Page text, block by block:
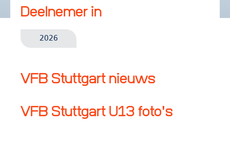
Deelnemer in
2026
VFB Stuttgart nieuws
VFB Stuttgart U13 foto's